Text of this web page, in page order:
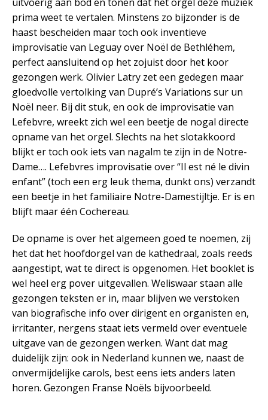
uitvoerig aan bod en tonen dat het orgel deze muziek
prima weet te vertalen. Minstens zo bijzonder is de
haast bescheiden maar toch ook inventieve
improvisatie van Leguay over Noël de Bethléhem,
perfect aansluitend op het zojuist door het koor
gezongen werk. Olivier Latry zet een gedegen maar
gloedvolle vertolking van Dupré’s Variations sur un
Noël neer. Bij dit stuk, en ook de improvisatie van
Lefebvre, wreekt zich wel een beetje de nogal directe
opname van het orgel. Slechts na het slotakkoord
blijkt er toch ook iets van nagalm te zijn in de Notre-
Dame…. Lefebvres improvisatie over “Il est né le divin
enfant” (toch een erg leuk thema, dunkt ons) verzandt
een beetje in het familiaire Notre-Damestijltje. Er is en
blijft maar één Cochereau.
De opname is over het algemeen goed te noemen, zij
het dat het hoofdorgel van de kathedraal, zoals reeds
aangestipt, wat te direct is opgenomen. Het booklet is
wel heel erg pover uitgevallen. Weliswaar staan alle
gezongen teksten er in, maar blijven we verstoken
van biografische info over dirigent en organisten en,
irritanter, nergens staat iets vermeld over eventuele
uitgave van de gezongen werken. Want dat mag
duidelijk zijn: ook in Nederland kunnen we, naast de
onvermijdelijke carols, best eens iets anders laten
horen. Gezongen Franse Noëls bijvoorbeeld.